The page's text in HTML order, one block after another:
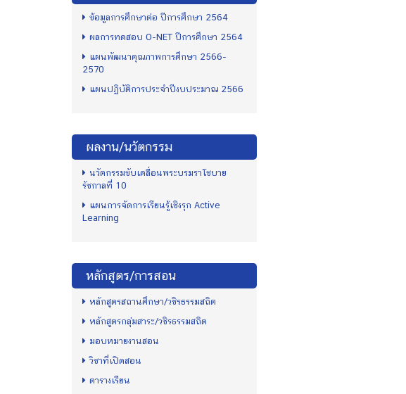
ข้อมูลการศึกษาต่อ ปีการศึกษา 2564
ผลการทดสอบ O-NET ปีการศึกษา 2564
แผนพัฒนาคุณภาพการศึกษา 2566-
2570
แผนปฏิบัติการประจำปีงบประมาณ 2566
ผลงาน/นวัตกรรม
นวัตกรรมขับเคลื่อนพระบรมราโชบาย
รัชกาลที่ 10
แผนการจัดการเรียนรู้เชิงรุก Active
Learning
หลักสูตร/การสอน
หลักสูตรสถานศึกษา/วชิรธรรมสถิต
หลักสูตรกลุ่มสาระ/วชิรธรรมสถิต
มอบหมายงานสอน
วิชาที่เปิดสอน
ตารางเรียน